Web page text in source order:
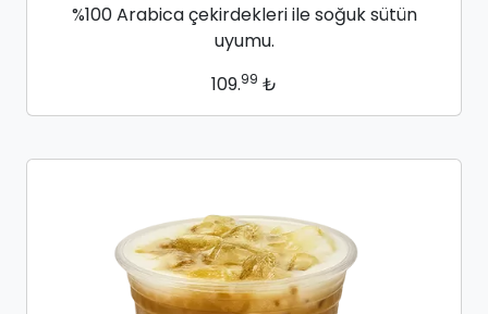
%100 Arabica çekirdekleri ile soğuk sütün
uyumu.
109.99 ₺